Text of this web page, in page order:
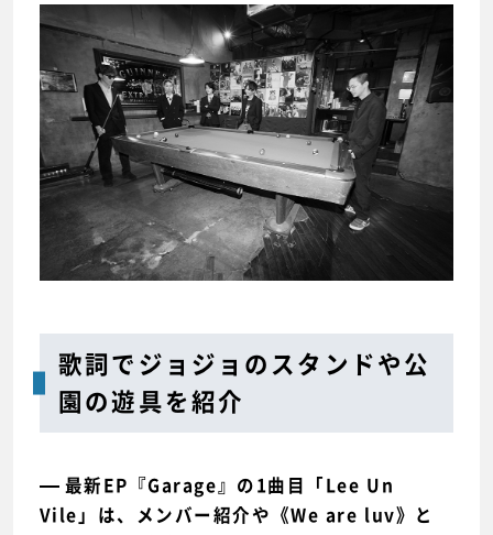
歌詞でジョジョのスタンドや公
園の遊具を紹介
最新EP『Garage』の1曲目「Lee Un
Vile」は、メンバー紹介や《We are luv》と